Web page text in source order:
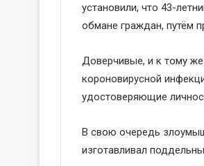
установили, что 43-
обмане граждан, путём
Доверчивые, и к тому
короновирусной
удостоверяющие
В свою очередь
изготавливал